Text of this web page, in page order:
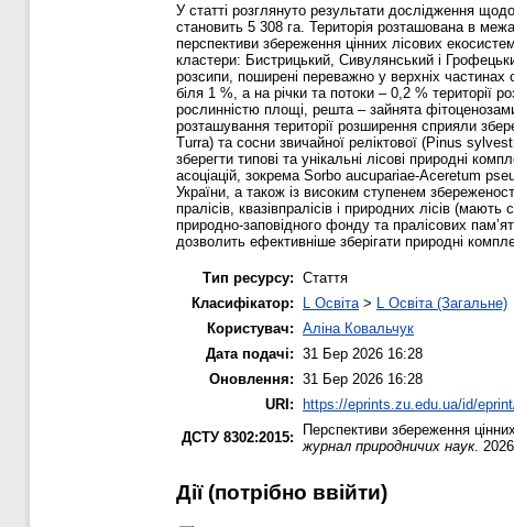
У статті розглянуто результати дослідження
становить 5 308 га. Територія розташована в
перспективи збереження цінних лісових
кластери: Бистрицький, Сивулянський і
розсипи, поширені переважно у верхніх частинах
біля 1 %, а на річки та потоки – 0,2 % території
рослинністю площі, решта – зайнята
розташування території розширення сприяли
Turra) та сосни звичайної реліктової (Pinus
зберегти типові та унікальні лісові природні
асоціацій, зокрема Sorbo aucupariae-Aceretum
України, а також із високим ступенем
пралісів, квазівпралісів і природних лісів
природно-заповідного фонду та пралісових
дозволить ефективніше зберігати природні
Тип ресурсу: Стаття
Класифікатор:
L Освіта > L Освіта (Загальне)
Користувач: Аліна Ковальчук
Дата подачі: 31 Бер 2026 16:28
Оновлення: 31 Бер 2026 16:28
URI: https://eprints.zu.edu.ua/id/
ДСТУ 8302:2015:
Перспективи збереження
журнал природничих наук.
Дії ​​(потрібно ввійти)